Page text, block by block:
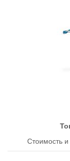
Стоимость и